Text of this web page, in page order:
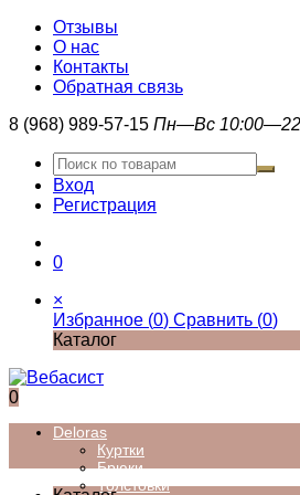
Отзывы
О нас
Контакты
Обратная связь
8 (968) 989-57-15 Пн—Вс
Вход
Регистрация
0
×
Избранное (0) Сравнить (0)
Каталог
0
Deloras
Куртки
Брюки
Толстовки